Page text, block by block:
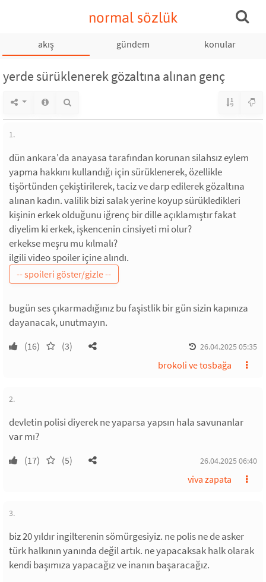
normal sözlük
akış gündem konular
yerde sürüklenerek gözaltına alınan genç
1.
dün ankara'da anayasa tarafından korunan silahsız eylem
yapma hakkını kullandığı için sürüklenerek, özellikle
tişörtünden çekiştirilerek, taciz ve darp edilerek gözaltına
alınan kadın. valilik bizi salak yerine koyup sürükledikleri
kişinin erkek olduğunu iğrenç bir dille açıklamıştır fakat
diyelim ki erkek, işkencenin cinsiyeti mi olur?
erkekse meşru mu kılmalı?
ilgili video spoiler içine alındı.
bugün ses çıkarmadığınız bu faşistlik bir gün sizin kapınıza
dayanacak, unutmayın.
(16) (3) 26.04.2025 05:35
brokoli ve tosbağa
2.
devletin polisi diyerek ne yaparsa yapsın hala savunanlar
var mı?
(17) (5) 26.04.2025 06:40
viva zapata
3.
biz 20 yıldır ingilterenin sömürgesiyiz. ne polis ne de asker
türk halkının yanında değil artık. ne yapacaksak halk olarak
kendi başımıza yapacağız ve inanın başaracağız.